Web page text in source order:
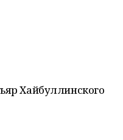
Хайбуллинского